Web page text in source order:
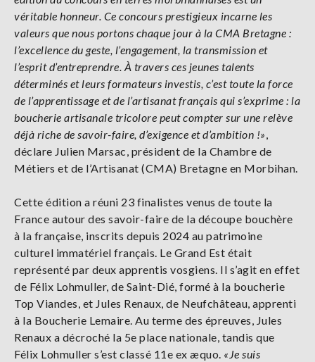
véritable honneur. Ce concours prestigieux incarne les
valeurs que nous portons chaque jour à la CMA Bretagne :
l’excellence du geste, l’engagement, la transmission et
l’esprit d’entreprendre. À travers ces jeunes talents
déterminés et leurs formateurs investis, c’est toute la force
de l’apprentissage et de l’artisanat français qui s’exprime : la
boucherie artisanale tricolore peut compter sur une relève
déjà riche de savoir-faire, d’exigence et d’ambition !»,
déclare Julien Marsac, président de la Chambre de
Métiers et de l’Artisanat (CMA) Bretagne en Morbihan.
Cette édition a réuni 23 finalistes venus de toute la
France autour des savoir-faire de la découpe bouchère
à la française, inscrits depuis 2024 au patrimoine
culturel immatériel français. Le Grand Est était
représenté par deux apprentis vosgiens. Il s’agit en effet
de Félix Lohmuller, de Saint-Dié, formé à la boucherie
Top Viandes, et Jules Renaux, de Neufchâteau, apprenti
à la Boucherie Lemaire. Au terme des épreuves, Jules
Renaux a décroché la 5e place nationale, tandis que
Félix Lohmuller s’est classé 11e ex æquo. «Je suis